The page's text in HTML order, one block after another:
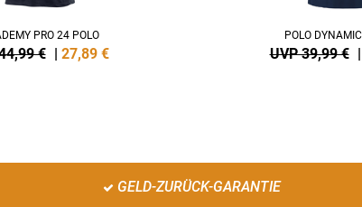
PRO 24 POLO
€ 27,89 €
POLO
UVP 39,99 €
GELD-ZURÜCK-GARANTIE